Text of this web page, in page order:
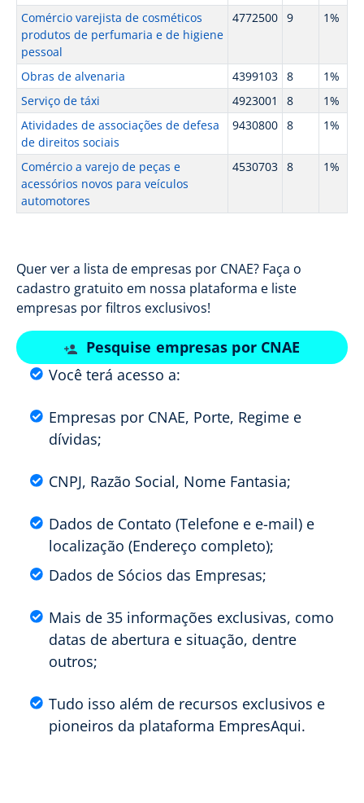
Comércio varejista de cosméticos
produtos de perfumaria e de higiene
pessoal
4772500 9 1%
Obras de alvenaria 4399103 8
1%
Serviço de táxi
4923001 8
1%
Atividades de associações de defesa
de direitos sociais
9430800 8 1%
Comércio a varejo de peças e
acessórios novos para veículos
automotores
4530703 8 1%
Quer ver a lista de empresas por CNAE? Faça o
cadastro gratuito em nossa plataforma e liste
empresas por filtros exclusivos!
Pesquise empresas por CNAE
Você terá acesso a:
Empresas por CNAE, Porte, Regime e
dívidas;
CNPJ, Razão Social, Nome Fantasia;
Dados de Contato (Telefone e e-mail) e
localização (Endereço completo);
Dados de Sócios das Empresas;
Mais de 35 informações exclusivas, como
datas de abertura e situação, dentre
outros;
Tudo isso além de recursos exclusivos e
pioneiros da plataforma EmpresAqui.